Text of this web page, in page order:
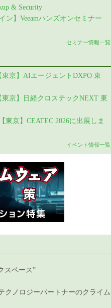
& Security
ン】Veeamハンズオンセミナー
セミナー情報一覧
東京】AIエージェントDXPO 東
東京】日経クロステックNEXT 東
【東京】CEATEC 2026に出展しま
イベント情報一覧
スペース”
クノロジーパートナーのクライム